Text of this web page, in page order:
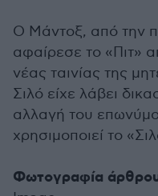
Ο Μάντοξ, από την
αφαίρεσε το «Πιτ»
νέας ταινίας της
Σιλό είχε λάβει
αλλαγή του
χρησιμοποιεί το
Φωτογραφία